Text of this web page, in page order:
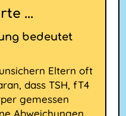
...
bedeutet
Eltern oft
dass TSH, fT4
gemessen
Abweichungen